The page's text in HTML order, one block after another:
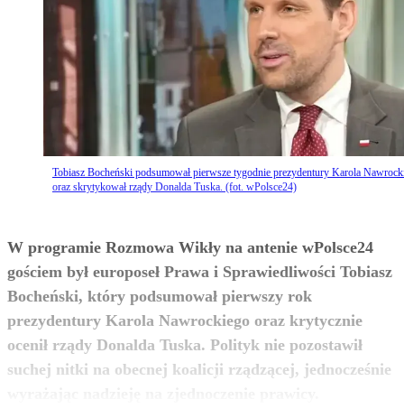
Tobiasz Bocheński podsumował pierwsze tygodnie prezydentury Karola
oraz skrytykował rządy Donalda Tuska. (fot. wPolsce24)
W programie Rozmowa Wikły na antenie wPolsce24
gościem był europoseł Prawa i Sprawiedliwości Tobiasz
Bocheński, który podsumował pierwszy rok
prezydentury Karola Nawrockiego oraz krytycznie
ocenił rządy Donalda Tuska. Polityk nie pozostawił
suchej nitki na obecnej koalicji rządzącej, jednocześnie
zobacz więcej